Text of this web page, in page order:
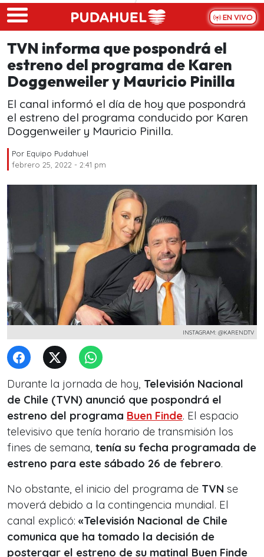
Skip to main content
EN VIVO
TVN informa que pospondrá el
estreno del programa de Karen
Doggenweiler y Mauricio Pinilla
El canal informó el día de hoy que pospondrá
el estreno del programa conducido por Karen
Doggenweiler y Mauricio Pinilla.
Por Equipo Pudahuel
febrero 25, 2022 - 2:41 pm
INSTAGRAM: @KARENDTV
Durante la jornada de hoy, Televisión Nacional
de Chile (TVN) anunció que pospondrá el
estreno del programa Buen Finde. El espacio
televisivo que tenía horario de transmisión los
fines de semana, tenía su fecha programada de
estreno para este sábado 26 de febrero.
No obstante, el inicio del programa de TVN se
moverá debido a la contingencia mundial. El
canal explicó: «Televisión Nacional de Chile
comunica que ha tomado la decisión de
postergar el estreno de su matinal Buen Finde